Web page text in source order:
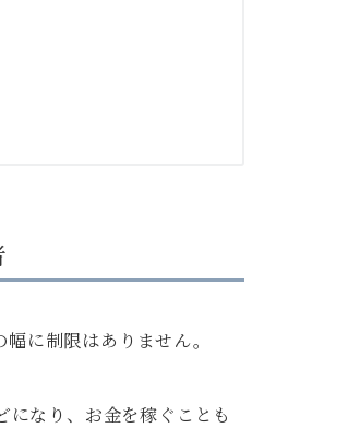
に制限はありません。
なり、お金を稼ぐことも